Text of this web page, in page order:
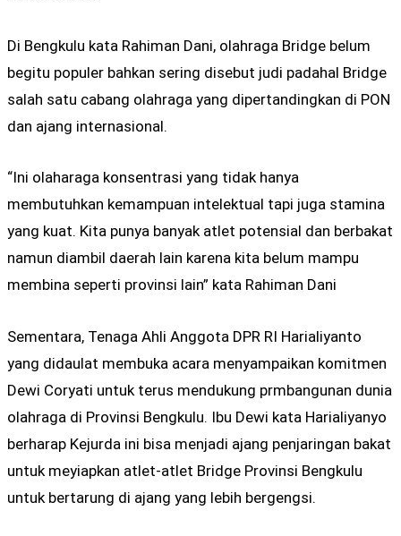
Di Bengkulu kata Rahiman Dani, olahraga Bridge belum
begitu populer bahkan sering disebut judi padahal Bridge
salah satu cabang olahraga yang dipertandingkan di PON
dan ajang internasional.
“Ini olaharaga konsentrasi yang tidak hanya
membutuhkan kemampuan intelektual tapi juga stamina
yang kuat. Kita punya banyak atlet potensial dan berbakat
namun diambil daerah lain karena kita belum mampu
membina seperti provinsi lain” kata Rahiman Dani
Sementara, Tenaga Ahli Anggota DPR RI Harialiyanto
yang didaulat membuka acara menyampaikan komitmen
Dewi Coryati untuk terus mendukung prmbangunan dunia
olahraga di Provinsi Bengkulu. Ibu Dewi kata Harialiyanyo
berharap Kejurda ini bisa menjadi ajang penjaringan bakat
untuk meyiapkan atlet-atlet Bridge Provinsi Bengkulu
untuk bertarung di ajang yang lebih bergengsi.